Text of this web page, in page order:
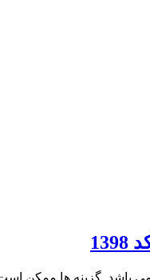
می باشد. گزینه ها ممکن